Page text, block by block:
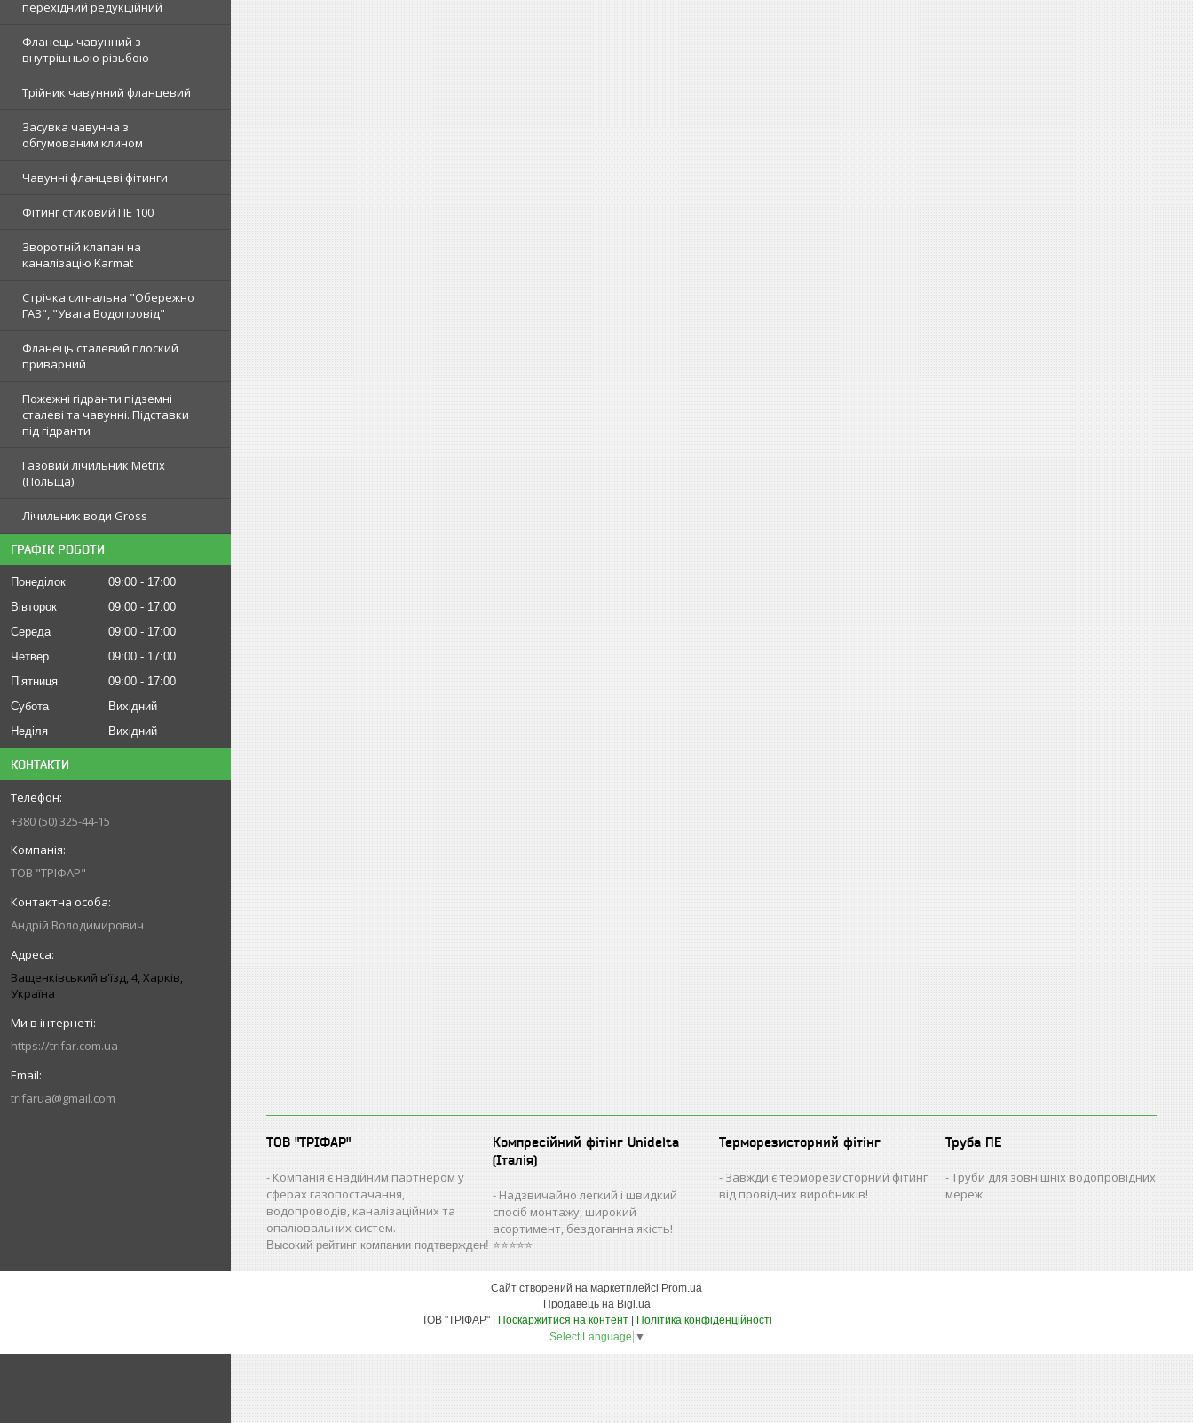
перехідний редукційний
Фланець чавунний з
внутрішньою різьбою
Трійник чавунний фланцевий
Засувка чавунна з
обгумованим клином
Чавунні фланцеві фітинги
Фітинг стиковий ПЕ 100
Зворотній клапан на
каналізацію Karmat
Стрічка сигнальна "Обережно
ГАЗ", "Увага Водопровід"
Фланець сталевий плоский
приварний
Пожежні гідранти підземні
сталеві та чавунні. Підставки
під гідранти
Газовий лічильник Metrix
(Польща)
Лічильник води Gross
ГРАФІК РОБОТИ
Понеділок 09:00
17:00
Вівторок
09:00
17:00
Середа
09:00
17:00
Четвер
09:00
17:00
Пʼятниця
09:00
17:00
Субота
Вихідний
Неділя
Вихідний
КОНТАКТИ
+380 (50) 325-44-15
ТОВ "ТРІФАР"
Андрій Володимирович
Ващенківський в'їзд, 4, Харків,
Україна
https://trifar.com.ua
trifarua@gmail.com
ТОВ "ТРІФАР"
Компанія є надійним партнером у
сферах газопостачання,
водопроводів, каналізаційних та
опалювальних систем.
Компресійний фітінг Unidelta
(Італія)
Надзвичайно легкий і швидкий
спосіб монтажу, широкий
асортимент, бездоганна якість!
Терморезисторний фітінг
Завжди є терморезисторний фітинг
від провідних виробників!
Труба ПЕ
Труби для зовнішніх водопровідних
мереж
Высокий рейтинг компании подтвержден! ⭐⭐⭐⭐⭐
Сайт створений на маркетплейсі Prom.ua
Продавець на Bigl.ua
Поскаржитися на контент
Політика конфіденційності
Select Language ▼